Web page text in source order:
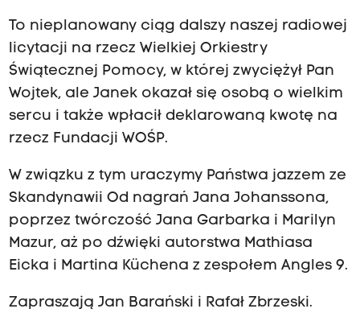
To nieplanowany ciąg dalszy naszej radiowej
licytacji na rzecz Wielkiej Orkiestry
Świątecznej Pomocy, w której zwyciężył Pan
Wojtek, ale Janek okazał się osobą o wielkim
sercu i także wpłacił deklarowaną kwotę na
rzecz Fundacji WOŚP.
W związku z tym uraczymy Państwa jazzem ze
Skandynawii Od nagrań Jana Johanssona,
poprzez twórczość Jana Garbarka i Marilyn
Mazur, aż po dźwięki autorstwa Mathiasa
Eicka i Martina Küchena z zespołem Angles 9.
Zapraszają Jan Barański i Rafał Zbrzeski.